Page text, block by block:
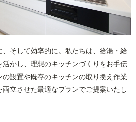
そして効率的に。私たちは、給湯・給
かし、理想のキッチンづくりをお手伝
設置や既存のキッチンの取り換え作業
立させた最適なプランでご提案いたし